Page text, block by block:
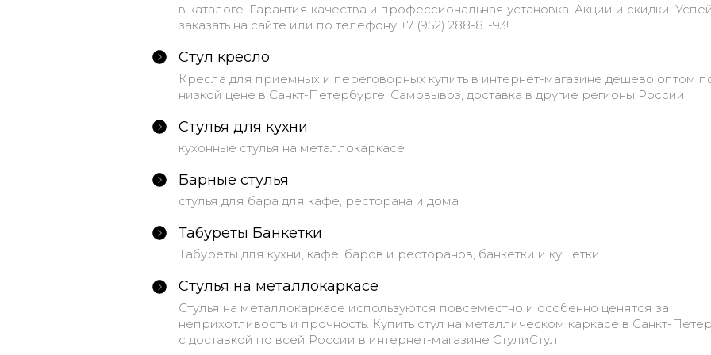
в каталоге. Гарантия качества и профессиональная установка. Акции и скидки.
заказать на сайте или по телефону +7 (952) 288-81-93!
Стул кресло
Кресла для приемных и переговорных купить в интернет-магазине дешево оптом
низкой цене в Санкт-Петербурге. Самовывоз, доставка в другие регионы России
Стулья для кухни
кухонные стулья на металлокаркасе
Барные стулья
стулья для бара для кафе, ресторана и дома
Табуреты Банкетки
Табуреты для кухни, кафе, баров и ресторанов, банкетки и кушетки
Стулья на металлокаркасе
Стулья на металлокаркасе используются повсеместно и особенно ценятся за
неприхотливость и прочность. Купить стул на металлическом каркасе в Санкт-
с доставкой по всей России в интернет-магазине СтулиСтул.